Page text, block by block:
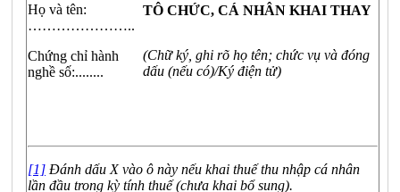
Họ và tên:
…………………..
Chứng chỉ hành
nghề số:........
TÔ CHỨC, CÁ NHÂN KHAI THAY
(Chữ ký, ghi rõ họ tên; chức vụ và đóng
dấu (nếu có)/Ký điện tử)
[1] Đánh dấu X vào ô này nếu khai thuế thu nhập cá nhân
lần đầu trong kỳ tính thuế (chưa khai bổ sung).